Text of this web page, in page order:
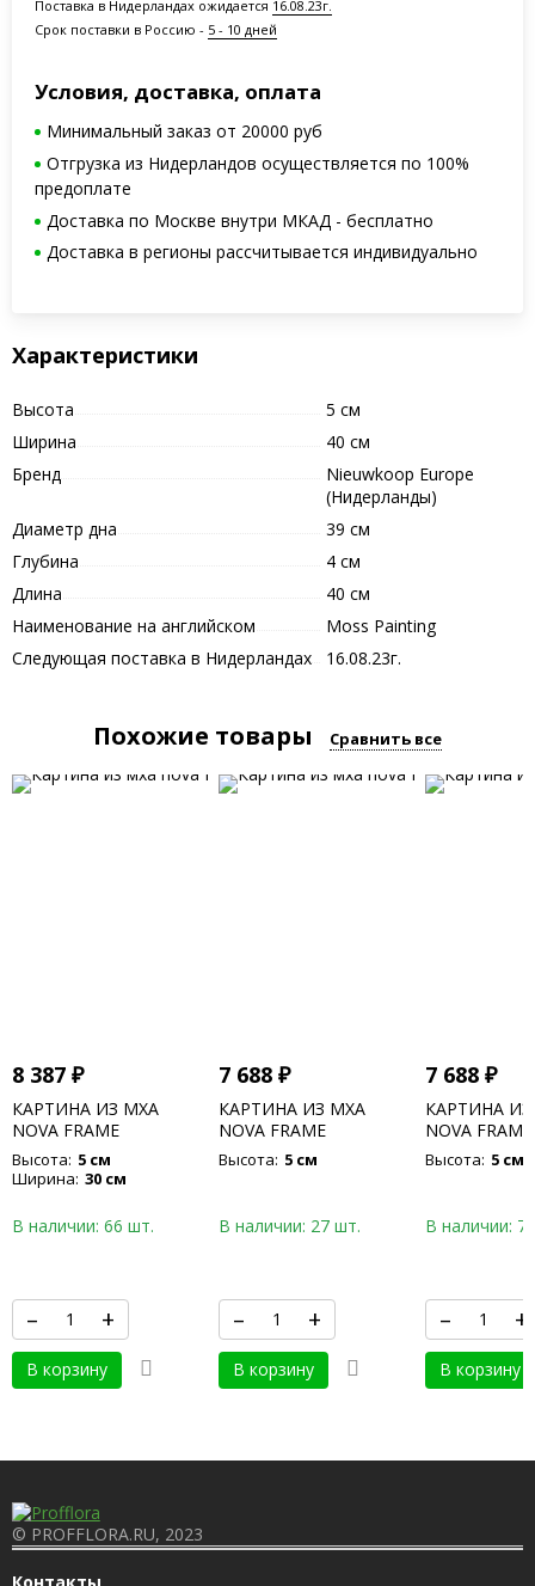
Поставка в Нидерландах ожидается 16.08.23г.
Срок поставки в Россию - 5 - 10 дней
Условия, доставка, оплата
Минимальный заказ от 20000 руб
Отгрузка из Нидерландов осуществляется по 100%
предоплате
Доставка по Москве внутри МКАД - бесплатно
Доставка в регионы рассчитывается индивидуально
Характеристики
Высота
5 см
Ширина
40 см
Бренд
Nieuwkoop Europe
(Нидерланды)
Диаметр дна
39 см
Глубина
4 см
Длина
40 см
Наименование на английском
Moss Painting
Следующая поставка в Нидерландах
16.08.23г.
Похожие товары Сравнить все
8 387 ₽
КАРТИНА ИЗ МХА
NOVA FRAME
ANTHRACITE-
CONCRETE 100% FLAT
MOSS
Высота: 5 см
Ширина: 30 см
В наличии: 66 шт.
– +
В корзину
7 688 ₽
КАРТИНА ИЗ МХА
NOVA FRAME
ANTHRACITE-
CONCRETE 100% FLAT
Высота: 5 см
В наличии: 27 шт.
– +
В корзину
7 688 ₽
КАРТИНА
NOVA
CONCRETE
MOSS
Высота: 5 см
В наличии:
– +
В корзину
© PROFFLORA.RU, 2023